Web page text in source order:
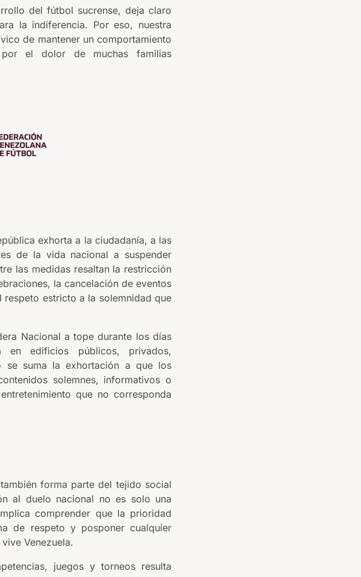
del fútbol sucrense, deja claro
la indiferencia. Por eso, nuestra
de mantener un comportamiento
por el dolor de muchas familias
exhorta a la ciudadanía, a las
de la vida nacional a suspender
las medidas resaltan la restricción
la cancelación de eventos
estricto a la solemnidad que
Nacional a tope durante los días
edificios públicos, privados,
se suma la exhortación a que los
solemnes, informativos o
que no corresponda
forma parte del tejido social
al duelo nacional no es solo una
comprender que la prioridad
de respeto y posponer cualquier
Venezuela.
juegos y torneos resulta